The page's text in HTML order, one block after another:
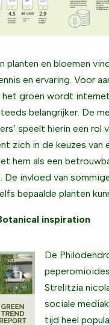
planten en bloemen
en ervaring. Voor
het groen wordt
belangrijker. De
speelt hierin een rol
zich in de keuzes van
hem als een
De invloed van
bepaalde planten
inspiration
De
Strelitzia
sociale
tijd heel